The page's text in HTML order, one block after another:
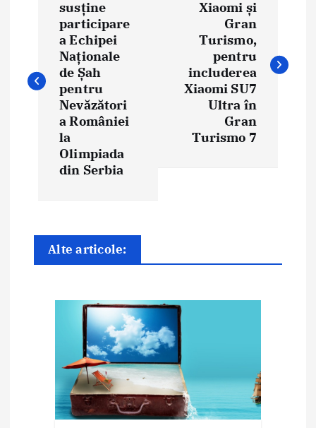
g
n
a
susține
participare
a Echipei
Naționale
de Șah
pentru
Nevăzători
a României
la
Olimpiada
din Serbia
Xiaomi și
Gran
Turismo,
pentru
includerea
Xiaomi SU7
Ultra în
Gran
Turismo 7
Alte articole: